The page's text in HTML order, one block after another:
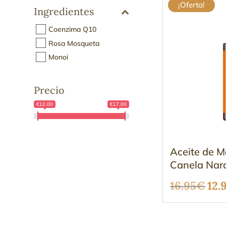
Ingredientes
Coenzima Q10
Rosa Mosqueta
Monoi
Precio
€12.00 €17.00
¡Oferta!
Aceite de
Canela
16.95€El